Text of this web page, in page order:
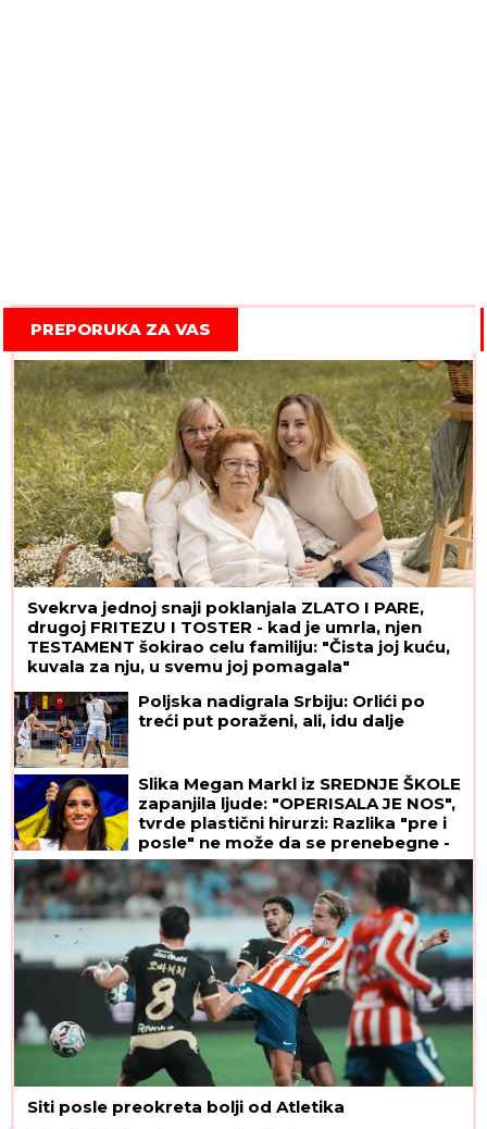
PREPORUKA ZA VAS
Svekrva jednoj snaji poklanjala ZLATO I PARE,
drugoj FRITEZU I TOSTER - kad je umrla, njen
TESTAMENT šokirao celu familiju: "Čista joj kuću,
kuvala za nju, u svemu joj pomagala"
Poljska nadigrala Srbiju: Orlići po
treći put poraženi, ali, idu dalje
Slika Megan Markl iz SREDNJE ŠKOLE
zapanjila ljude: "OPERISALA JE NOS",
tvrde plastični hirurzi: Razlika "pre i
posle" ne može da se prenebegne -
vojvotkinja pokrenula trend u
estetskoj hirurgiji
Siti posle preokreta bolji od Atletika